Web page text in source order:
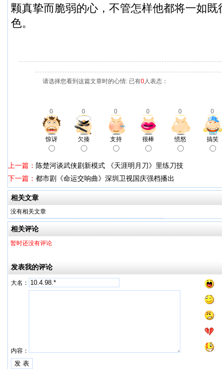
颗真挚而脆弱的心，不管怎样他都将一如
色。
请选择您看到这篇文章时的心情: 已有0人表态：
0 0 0 0 0 0
惊讶 欠揍 支持 很棒 愤怒 搞笑
上一篇： 陈楚河谈武侠剧新模式 《天涯明月刀》里练刀技
下一篇： 都市剧《命运交响曲》深圳卫视国庆强档播出
相关文章
没有相关文章
相关评论
暂时还没有评论
发表我的评论
大名：
内容：